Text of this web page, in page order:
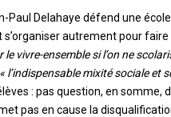
Delahaye défend une
autrement pour
vivre-ensemble si l’on ne
« l’indispensable mixité sociale et
: pas question, en somme,
pas en cause la